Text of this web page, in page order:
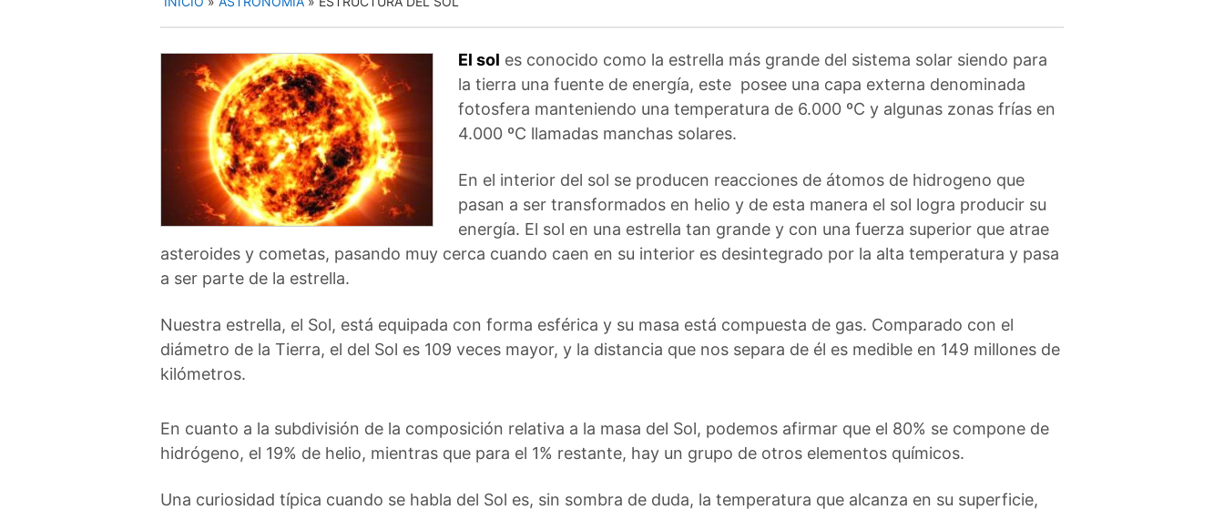
El sol es conocido como la estrella más grande del sistema solar siendo para
la tierra una fuente de energía, este posee una capa externa denominada
fotosfera manteniendo una temperatura de 6.000 ºC y algunas zonas frías en
4.000 ºC llamadas manchas solares.
En el interior del sol se producen reacciones de átomos de hidrogeno que
pasan a ser transformados en helio y de esta manera el sol logra producir su
energía. El sol en una estrella tan grande y con una fuerza superior que atrae
asteroides y cometas, pasando muy cerca cuando caen en su interior es desintegrado por la alta temperatura y pasa
a ser parte de la estrella.
Nuestra estrella, el Sol, está equipada con forma esférica y su masa está compuesta de gas. Comparado con el
diámetro de la Tierra, el del Sol es 109 veces mayor, y la distancia que nos separa de él es medible en 149 millones de
kilómetros.
En cuanto a la subdivisión de la composición relativa a la masa del Sol, podemos afirmar que el 80% se compone de
hidrógeno, el 19% de helio, mientras que para el 1% restante, hay un grupo de otros elementos químicos.
Una curiosidad típica cuando se habla del Sol es, sin sombra de duda, la temperatura que alcanza en su superficie,